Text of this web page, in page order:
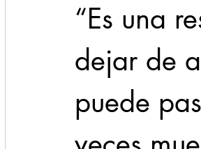
“Es una
dejar de
puede